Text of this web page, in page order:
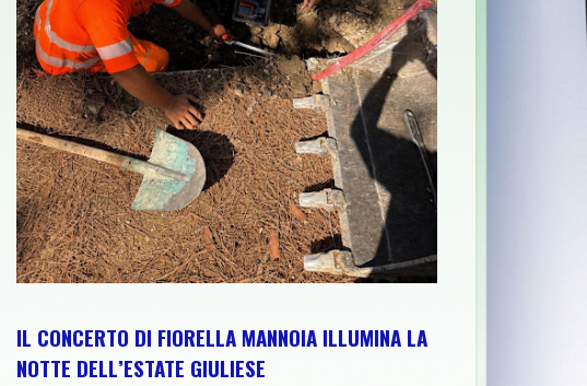
CIP E REGIONE ABRUZZO PER RAFFORZARE IMPIANTI, RISORSE E
IL CONCERTO DI FIORELLA MANNOIA ILLUMINA LA
NOTTE DELL’ESTATE GIULIESE